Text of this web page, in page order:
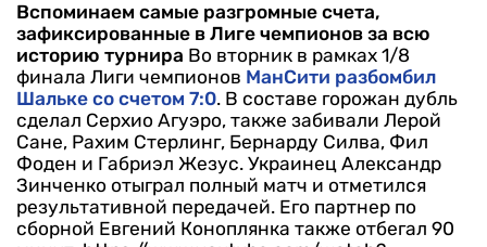
Вспоминаем самые разгромные счета,
зафиксированные в Лиге чемпионов за всю
историю турнира Во вторник в рамках 1/8
финала Лиги чемпионов МанСити разбомбил
Шальке со счетом 7:0. В составе горожан дубль
сделал Серхио Агуэро, также забивали Лерой
Сане, Рахим Стерлинг, Бернарду Силва, Фил
Фоден и Габриэл Жезус. Украинец Александр
Зинченко отыграл полный матч и отметился
результативной передачей. Его партнер по
сборной Евгений Коноплянка также отбегал 90